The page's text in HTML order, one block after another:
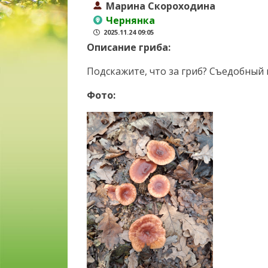
Марина Скороходина
Чернянка
2025.11.24 09:05
Описание гриба:
Подскажите, что за гриб? Съедобный
Фото: